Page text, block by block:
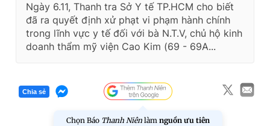
Ngày 6.11, Thanh tra Sở Y tế TP.HCM cho biết
đã ra quyết định xử phạt vi phạm hành chính
trong lĩnh vực y tế đối với bà N.T.V, chủ hộ kinh
doanh thẩm mỹ viện Cao Kim (69 - 69A...
Chia sẻ
Chọn Báo Thanh Niên làm nguồn ưu tiên